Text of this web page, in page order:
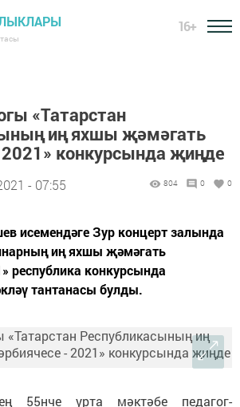
16+
«Татарстан
иң яхшы җәмәгать
конкурсында җиңде
- 07:55 804 0 0
исемендәге Зур концерт залында
иң яхшы җәмәгать
республика конкурсында
тантанасы булды.
55нче урта мәктәбе педагог-